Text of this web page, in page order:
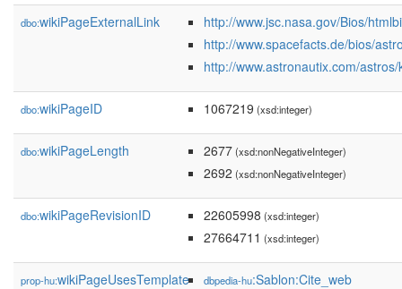
dbo:wikiPageExternalLink
http://www.jsc.nasa.gov/Bios/
http://www.spacefacts.de/bios/
http://www.astronautix.com/
dbo:wikiPageID 1067219 (xsd:integer)
dbo:wikiPageLength 2677(xsd:nonNegativeInteger)
2692 (xsd:nonNegativeInteger)
dbo:wikiPageRevisionID 22605998 (xsd:integer)
27664711 (xsd:integer)
prop-hu:wikiPageUsesTemplate dbpedia-hu:Sablon:Cite_web